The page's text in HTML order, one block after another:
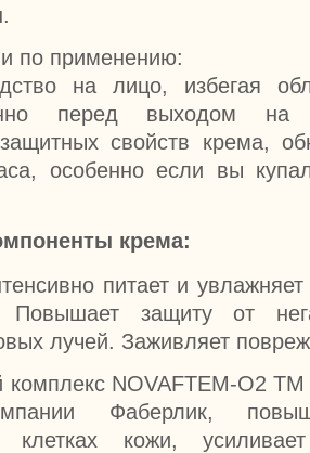
по применению:
на лицо, избегая
перед выходом
свойств крема,
особенно если вы
крема:
питает и
Повышает защиту от
лучей. Заживляет
NOVAFTEM-O2 TM
Фаберлик,
кожи,